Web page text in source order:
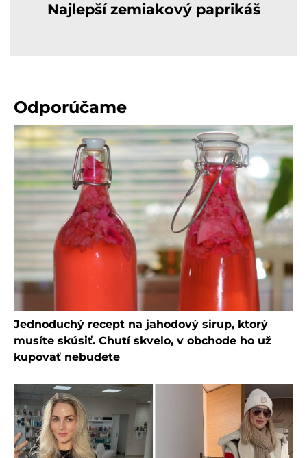
Najlepší zemiakový paprikáš
Odporúčame
Jednoduchý recept na jahodový sirup, ktorý
musíte skúsiť. Chutí skvelo, v obchode ho už
kupovať nebudete